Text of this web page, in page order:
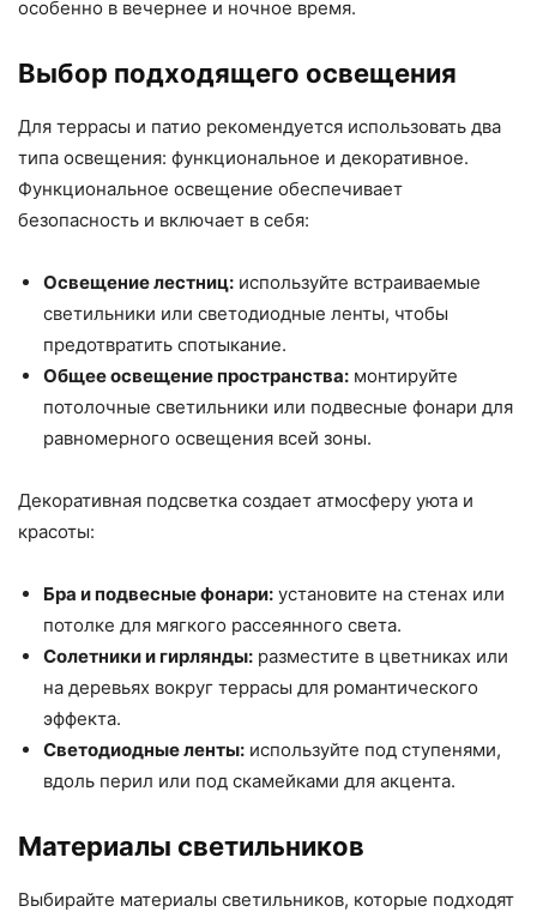
особенно в вечернее и ночное время.
Выбор подходящего освещения
Для террасы и патио рекомендуется использовать два
типа освещения: функциональное и декоративное.
Функциональное освещение обеспечивает
безопасность и включает в себя:
Освещение лестниц: используйте встраиваемые
светильники или светодиодные ленты, чтобы
предотвратить спотыкание.
Общее освещение пространства: монтируйте
потолочные светильники или подвесные фонари для
равномерного освещения всей зоны.
Декоративная подсветка создает атмосферу уюта и
красоты:
Бра и подвесные фонари: установите на стенах или
потолке для мягкого рассеянного света.
Солетники и гирлянды: разместите в цветниках или
на деревьях вокруг террасы для романтического
эффекта.
Светодиодные ленты: используйте под ступенями,
вдоль перил или под скамейками для акцента.
Материалы светильников
Выбирайте материалы светильников, которые подходят